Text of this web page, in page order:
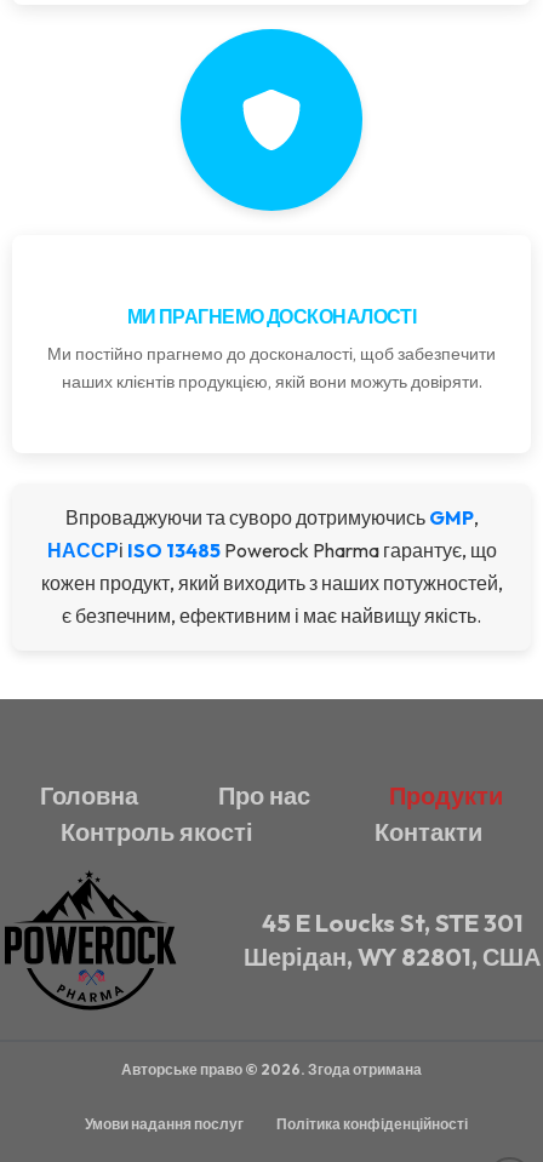
МИ ПРАГНЕМО ДОСКОНАЛОСТІ
Ми постійно прагнемо до досконалості, щоб забезпечити
наших клієнтів продукцією, якій вони можуть довіряти.
Впроваджуючи та суворо дотримуючись GMP,
НАССРі ISO 13485Powerock Pharma гарантує, що
кожен продукт, який виходить з наших потужностей,
є безпечним, ефективним і має найвищу якість.
Головна Про нас
Продукти
Контроль якості
Контакти
45 E Loucks St, STE 301
Шерідан, WY 82801, США
Авторське право © 2026. Згода отримана
Умови надання послуг Політика конфіденційності